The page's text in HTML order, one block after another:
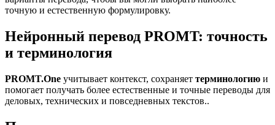
точную и естественную формулировку.
Нейронный перевод PROMT: точность
и терминология
PROMT.One учитывает контекст, сохраняет терминологию и
помогает получать более естественные и точные переводы для
деловых, технических и повседневных текстов..